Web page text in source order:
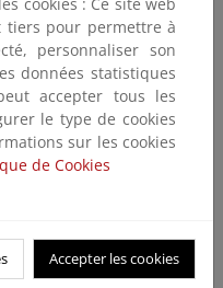
y 23 de febrero
tiers pour permettre à
personnaliser son
données statistiques
accepter tous les
le type de cookies
sur les cookies
de Cookies
Accepter les cookies